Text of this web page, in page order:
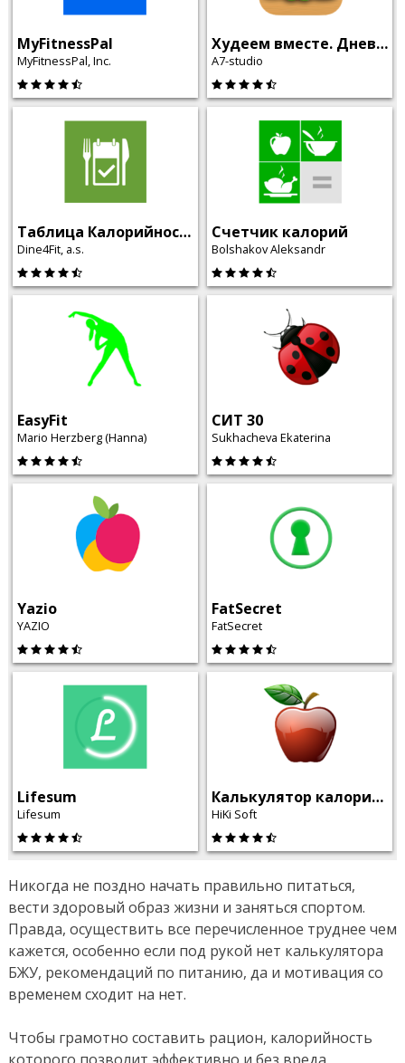
MyFitnessPal
MyFitnessPal, Inc.
Худеем вместе. Дневник калорий
A7-studio
Таблица Калорийности
Dine4Fit, a.s.
Счетчик калорий
Bolshakov Aleksandr
EasyFit
Mario Herzberg (Hanna)
СИТ 30
Sukhacheva Ekaterina
Yazio
YAZIO
FatSecret
FatSecret
Lifesum
Lifesum
Калькулятор калорий ХиКи
HiKi Soft
Никогда не поздно начать правильно питаться,
вести здоровый образ жизни и заняться спортом.
Правда, осуществить все перечисленное труднее чем
кажется, особенно если под рукой нет калькулятора
БЖУ, рекомендаций по питанию, да и мотивация со
временем сходит на нет.
Чтобы грамотно составить рацион, калорийность
которого позволит эффективно и без вреда